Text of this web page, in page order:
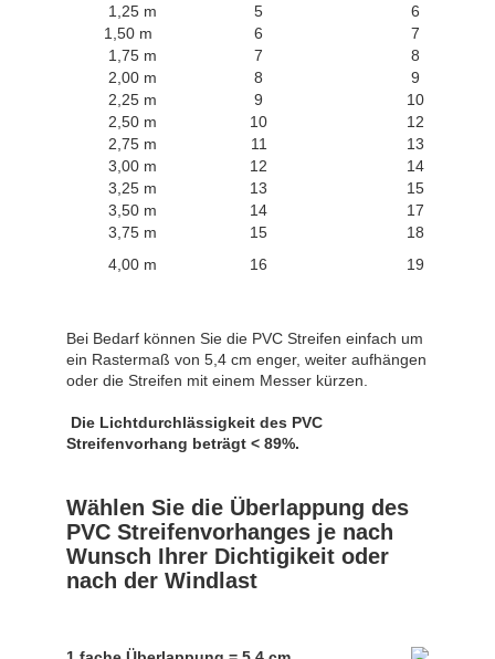
1,25 m
5
6
1,50 m
6
7
1,75 m
7
8
2,00 m
8
9
2,25 m
9
10
2,50 m
10
12
2,75 m
11
13
3,00 m
12
14
3,25 m
13
15
3,50 m
14
17
3,75 m
15
18
4,00 m
16 19
Bei Bedarf können Sie die PVC Streifen einfach um
ein Rastermaß von 5,4 cm enger, weiter aufhängen
oder die Streifen mit einem Messer kürzen.
Die Lichtdurchlässigkeit des PVC
Streifenvorhang beträgt < 89%.
Wählen Sie die Überlappung des
PVC Streifenvorhanges je nach
Wunsch Ihrer Dichtigikeit oder
nach der Windlast